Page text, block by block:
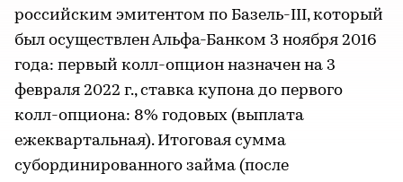
российским эмитентом по Базель-III, который
был осуществлен Альфа-Банком 3 ноября 2016
года: первый колл-опцион назначен на 3
февраля 2022 г., ставка купона до первого
колл-опциона: 8% годовых (выплата
ежеквартальная). Итоговая сумма
субординированного займа (после